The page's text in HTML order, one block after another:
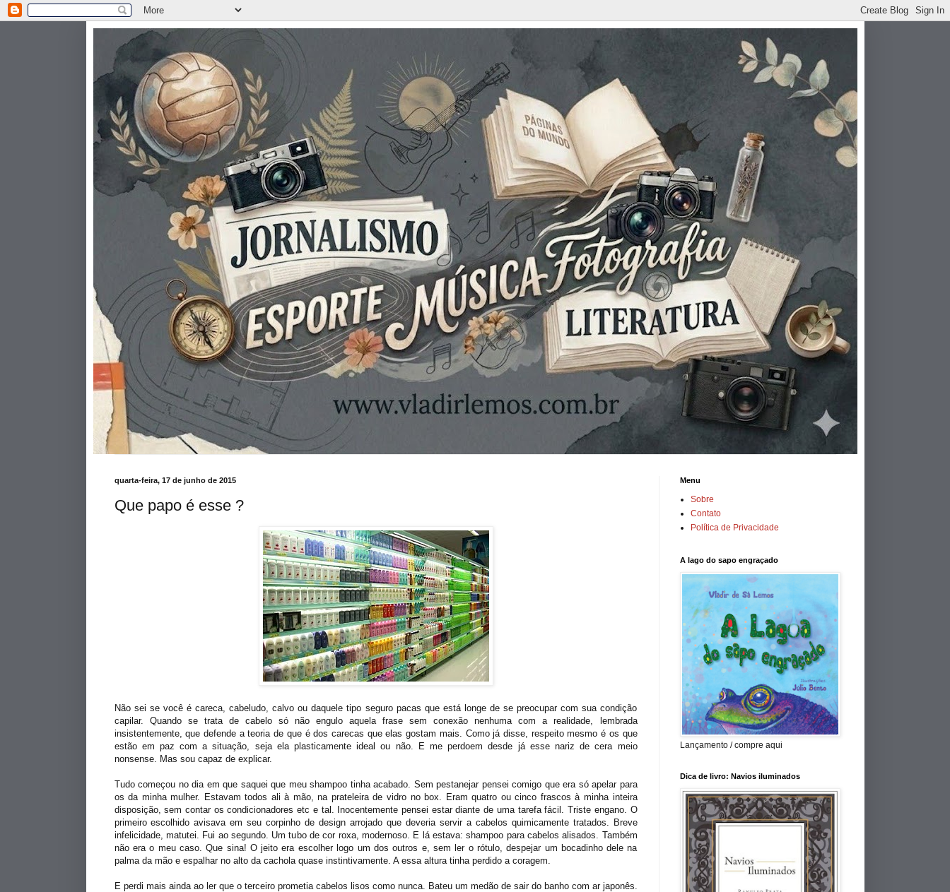
quarta-feira, 17 de junho de 2015
Que papo é esse ?
Não sei se você é careca, cabeludo, calvo ou daquele tipo seguro pacas que está longe de se preocupar com sua condição
capilar. Quando se trata de cabelo só não engulo aquela frase sem conexão nenhuma com a realidade, lembrada
insistentemente, que defende a teoria de que é dos carecas que elas gostam mais. Como já disse, respeito mesmo é os que
estão em paz com a situação, seja ela plasticamente ideal ou não. E me perdoem desde já esse nariz de cera meio
nonsense. Mas sou capaz de explicar.
Tudo começou no dia em que saquei que meu shampoo tinha acabado. Sem pestanejar pensei comigo que era só apelar para
os da minha mulher. Estavam todos ali à mão, na prateleira de vidro no box. Eram quatro ou cinco frascos à minha inteira
disposição, sem contar os condicionadores etc e tal. Inocentemente pensei estar diante de uma tarefa fácil. Triste engano. O
primeiro escolhido avisava em seu corpinho de design arrojado que deveria servir a cabelos quimicamente tratados. Breve
infelicidade, matutei. Fui ao segundo. Um tubo de cor roxa, modernoso. E lá estava: shampoo para cabelos alisados. Também
não era o meu caso. Que sina! O jeito era escolher logo um dos outros e, sem ler o rótulo, despejar um bocadinho dele na
palma da mão e espalhar no alto da cachola quase instintivamente. A essa altura tinha perdido a coragem.
E perdi mais ainda ao ler que o terceiro prometia cabelos lisos como nunca. Bateu um medão de sair do banho com ar japonês.
Menu
Sobre
Contato
Política de Privacidade
A lago do sapo engraçado
Lançamento / compre aqui
Dica de livro: Navios iluminados